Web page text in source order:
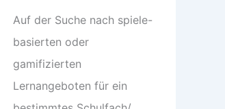
Auf der Suche nach spiele-
basierten oder
gamifizierten
Lernangeboten für ein